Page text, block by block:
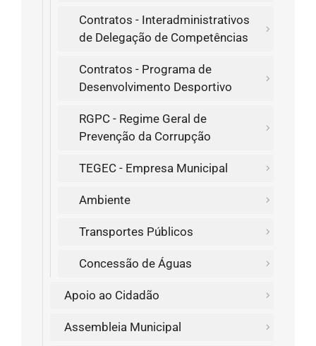
Contratos - Interadministrativos
de Delegação de Competências
Contratos - Programa de
Desenvolvimento Desportivo
RGPC - Regime Geral de
Prevenção da Corrupção
TEGEC - Empresa Municipal
Ambiente
Transportes Públicos
Concessão de Águas
Apoio ao Cidadão
Assembleia Municipal